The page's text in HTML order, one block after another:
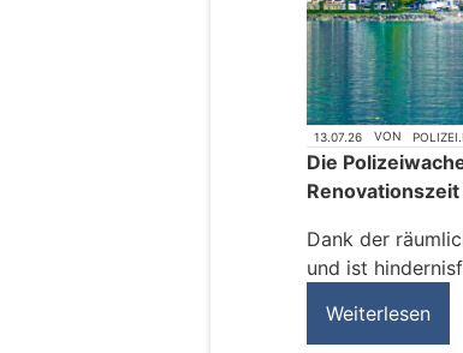
13.07.26 VON
Die
Dank der
und ist
Weiterlesen